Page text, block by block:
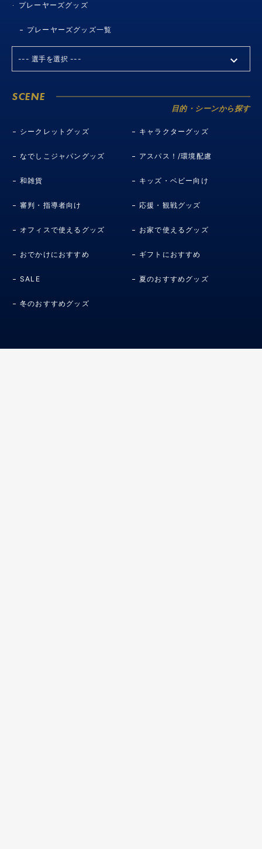
プレーヤーズグッズ
プレーヤーズグッズ一覧
SCENE
目的・シーンから探す
シークレットグッズ キャラクターグッズ
なでしこジャパングッズ アスパス！/環境配慮
和雑貨 キッズ・ベビー向け
審判・指導者向け 応援・観戦グッズ
オフィスで使えるグッズ お家で使えるグッズ
おでかけにおすすめ ギフトにおすすめ
SALE 夏のおすすめグッズ
冬のおすすめグッズ